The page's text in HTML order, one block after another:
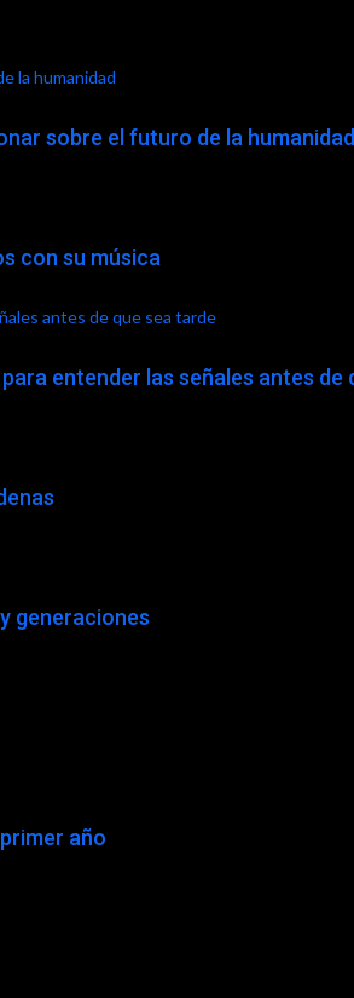
la humanidad
sobre el futuro de la humanidad
con su música
antes de que sea tarde
entender las señales antes de
generaciones
año